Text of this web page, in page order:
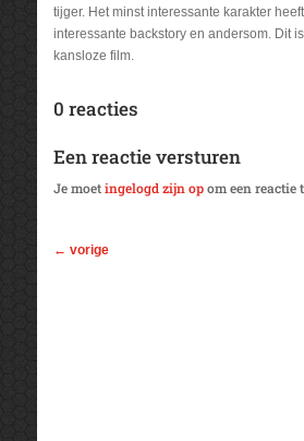
tijger. Het minst interessante karakter
interessante backstory en andersom. Dit
kansloze film.
0 reacties
Een reactie versturen
Je moetingelogd zijn opom een reactie
← vorige